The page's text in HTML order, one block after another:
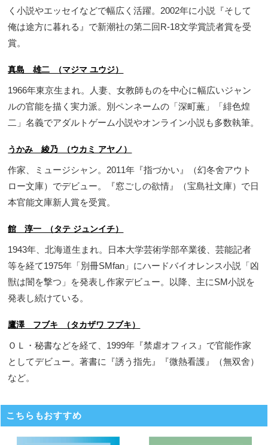
く小説やエッセイなどで幅広く活躍。2002年に小説『そして
俺は途方に暮れる』で新潮社の第二回R-18文学賞読者賞を受
賞。
真島 雄二 （マジマ ユウジ）
1966年東京生まれ。人妻、女教師ものを中心に幅広いジャン
ルの官能を描く実力派。別ペンネームの「深町薫」「緋色煌
二」名義でアダルトゲーム小説やオンライン小説も多数執筆。
うかみ 綾乃 （ウカミ アヤノ）
作家、ミュージシャン。2011年『指づかい』（幻冬舍アウト
ロー文庫）でデビュー。『窓ごしの欲情』（宝島社文庫）で日
本官能文庫新人賞を受賞。
館 淳一 （タテ ジュンイチ）
1943年、北海道生まれ。日本大学芸術学部卒業後、芸能記者
等を経て1975年「別冊SMfan」にハードバイオレンス小説「凶
獣は闇を撃つ」を発表し作家デビュー。以降、主にSM小説を
発表し続けている。
鷹澤 フブキ （タカザワ フブキ）
ＯＬ・秘書などを経て、1999年『禁虐オフィス』で官能作家
としてデビュー。著書に『誘う指先』『微熱看護』（無双舍）
など。
こちらもおすすめ